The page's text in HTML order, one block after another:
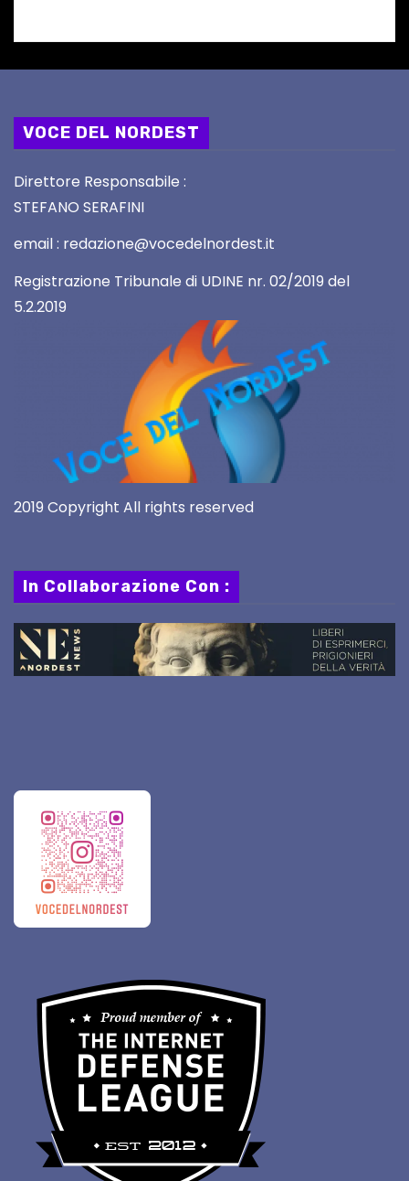
VOCE DEL NORDEST
Direttore Responsabile :
STEFANO SERAFINI
email : redazione@vocedelnordest.it
Registrazione Tribunale di UDINE nr. 02/2019 del
5.2.2019
2019 Copyright All rights reserved
In Collaborazione Con :